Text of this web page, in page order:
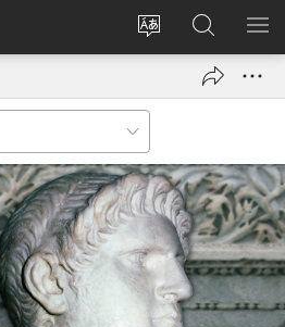
เปลี่ยน
เข้า
(เปิด
ใหม่)
ค้นหา
ใน
JW.ORG
แส